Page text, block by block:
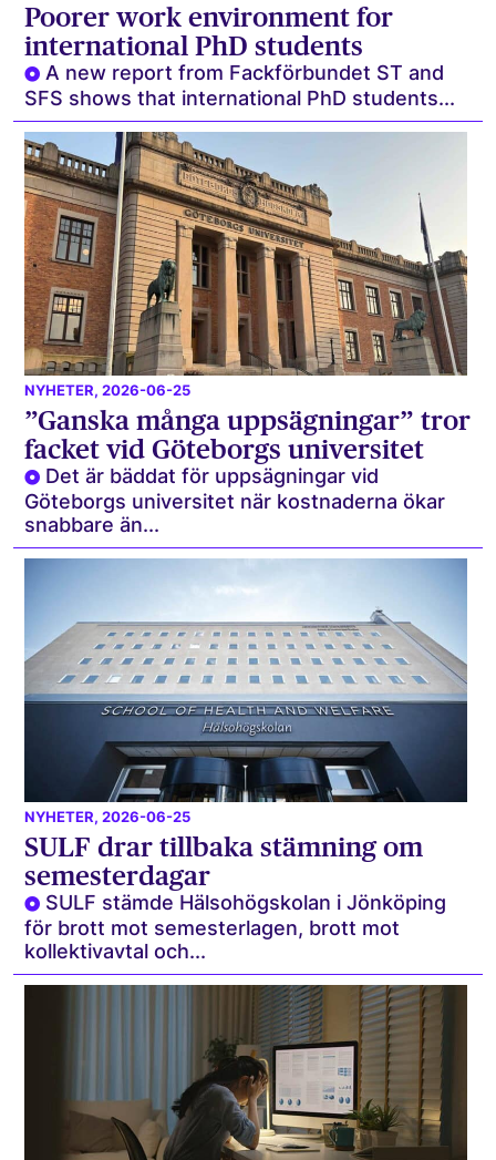
Poorer work environment for
international PhD students
A new report from Fackförbundet ST and
SFS shows that international PhD students...
NYHETER, 2026-06-25
”Ganska många uppsägningar” tror
facket vid Göteborgs universitet
Det är bäddat för uppsägningar vid
Göteborgs universitet när kostnaderna ökar
snabbare än...
NYHETER, 2026-06-25
SULF drar tillbaka stämning om
semesterdagar
SULF stämde Hälsohögskolan i Jönköping
för brott mot semesterlagen, brott mot
kollektivavtal och...